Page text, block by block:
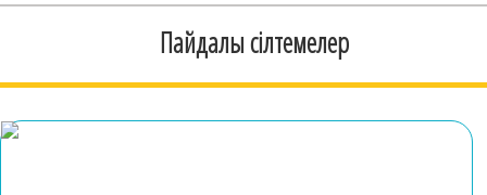
Пайдалы сілтемелер